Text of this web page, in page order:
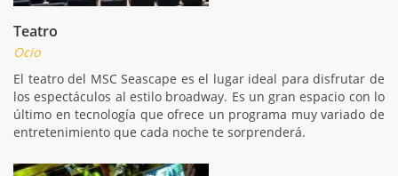
Teatro
Ocio
El teatro del MSC Seascape es el lugar ideal para disfrutar de
los espectáculos al estilo broadway. Es un gran espacio con lo
último en tecnología que ofrece un programa muy variado de
entretenimiento que cada noche te sorprenderá.